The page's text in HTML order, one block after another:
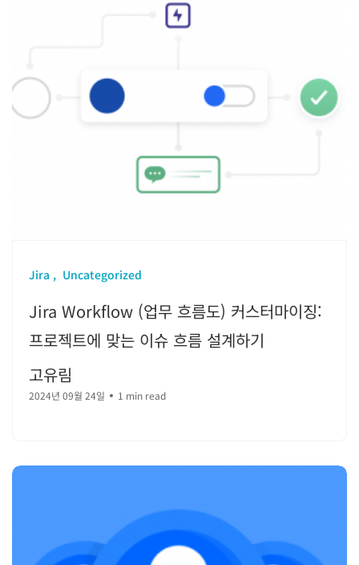
Jira Uncategorized
Jira Workflow (업무 흐름도) 커스터마이징:
프로젝트에 맞는 이슈 흐름 설계하기
고유림
2024년 09월 24일 1 min read